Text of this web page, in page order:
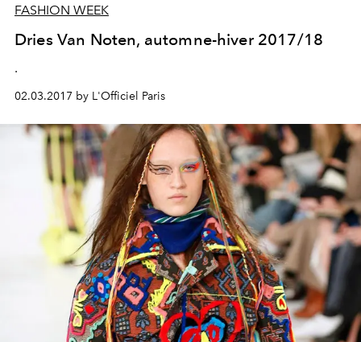
FASHION WEEK
Dries Van Noten, automne-hiver 2017/18
.
02.03.2017 by L'Officiel Paris